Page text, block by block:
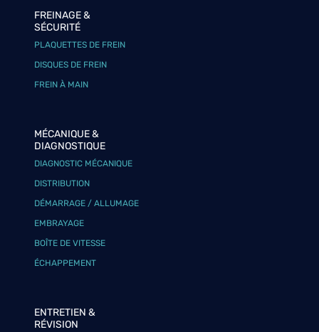
FREINAGE &
SÉCURITÉ
PLAQUETTES DE FREIN
DISQUES DE FREIN
FREIN À MAIN
MÉCANIQUE &
DIAGNOSTIQUE
DIAGNOSTIC MÉCANIQUE
DISTRIBUTION
DÉMARRAGE / ALLUMAGE
EMBRAYAGE
BOÎTE DE VITESSE
ÉCHAPPEMENT
ENTRETIEN &
RÉVISION